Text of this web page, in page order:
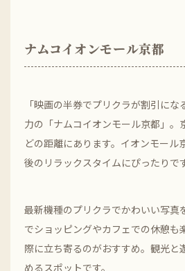
ナムコイオンモール京都
「映画の半券でプリクラが割引に
力の「ナムコイオンモール京都」。
どの距離にあります。イオンモール
後のリラックスタイムにぴったりです
最新機種のプリクラでかわいい写真
でショッピングやカフェでの休憩も
際に立ち寄るのがおすすめ。観光と
めるスポットです。